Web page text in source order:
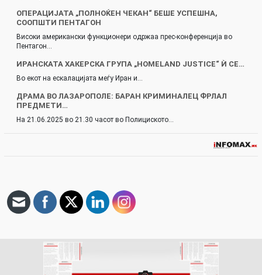
ОПЕРАЦИЈАТА „ПОЛНОЌЕН ЧЕКАН“ БЕШЕ УСПЕШНА,
СООПШТИ ПЕНТАГОН
Високи американски функционери одржаа прес-конференција во
Пентагон…
ИРАНСКАТА ХАКЕРСКА ГРУПА „HOMELAND JUSTICE“ Ѝ СЕ…
Во екот на ескалацијата меѓу Иран и…
ДРАМА ВО ЛАЗАРОПОЛЕ: БАРАН КРИМИНАЛЕЦ ФРЛАЛ
ПРЕДМЕТИ…
На 21.06.2025 во 21.30 часот во Полициското…